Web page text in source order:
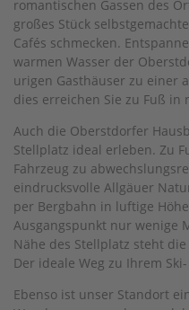
romantischen Gassen des
großes Stück
Cafés schmecken.
warmen Wasser der
urigen Gasthäuser zu einer
dies erreichen Sie zu Fuß in
Auch die Oberstdorfer
Stellplatz ideal erleben. Zu
Fahrzeug zu
eindrucksvolle Allgäuer
per Bergbahn in luftige
Ausgangspunkt nur wenige
Nähe des Stellplatz steht
Der ideale Weg zu Ihrem
Ebenso ist unser Standort